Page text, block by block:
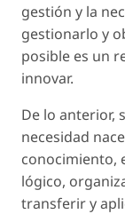
gestión y la
gestionarlo y
posible es un
innovar.
De lo anterior,
necesidad
conocimiento,
lógico,
transferir y